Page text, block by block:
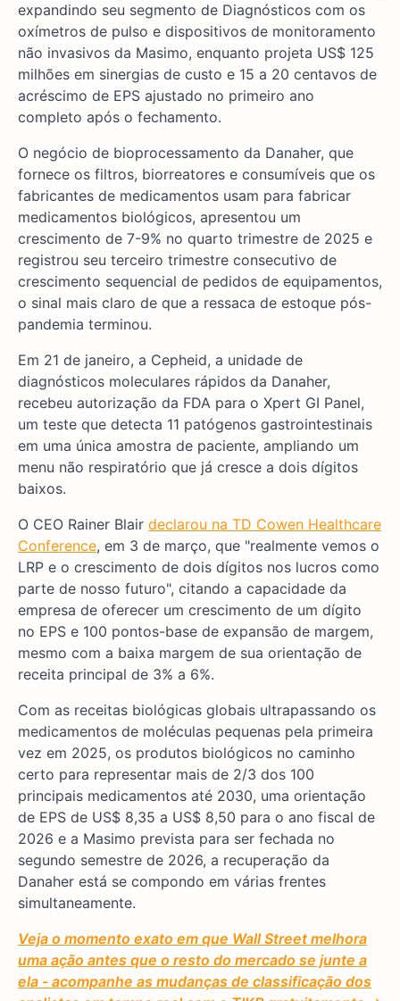
expandindo seu segmento de Diagnósticos com os
oxímetros de pulso e dispositivos de monitoramento
não invasivos da Masimo, enquanto projeta US$ 125
milhões em sinergias de custo e 15 a 20 centavos de
acréscimo de EPS ajustado no primeiro ano
completo após o fechamento.
O negócio de bioprocessamento da Danaher, que
fornece os filtros, biorreatores e consumíveis que os
fabricantes de medicamentos usam para fabricar
medicamentos biológicos, apresentou um
crescimento de 7-9% no quarto trimestre de 2025 e
registrou seu terceiro trimestre consecutivo de
crescimento sequencial de pedidos de equipamentos,
o sinal mais claro de que a ressaca de estoque pós-
pandemia terminou.
Em 21 de janeiro, a Cepheid, a unidade de
diagnósticos moleculares rápidos da Danaher,
recebeu autorização da FDA para o Xpert GI Panel,
um teste que detecta 11 patógenos gastrointestinais
em uma única amostra de paciente, ampliando um
menu não respiratório que já cresce a dois dígitos
baixos.
O CEO Rainer Blair declarou na TD Cowen Healthcare
Conference, em 3 de março, que "realmente vemos o
LRP e o crescimento de dois dígitos nos lucros como
parte de nosso futuro", citando a capacidade da
empresa de oferecer um crescimento de um dígito
no EPS e 100 pontos-base de expansão de margem,
mesmo com a baixa margem de sua orientação de
receita principal de 3% a 6%.
Com as receitas biológicas globais ultrapassando os
medicamentos de moléculas pequenas pela primeira
vez em 2025, os produtos biológicos no caminho
certo para representar mais de 2/3 dos 100
principais medicamentos até 2030, uma orientação
de EPS de US$ 8,35 a US$ 8,50 para o ano fiscal de
2026 e a Masimo prevista para ser fechada no
segundo semestre de 2026, a recuperação da
Danaher está se compondo em várias frentes
simultaneamente.
Veja o momento exato em que Wall Street melhora
uma ação antes que o resto do mercado se junte a
ela - acompanhe as mudanças de classificação dos